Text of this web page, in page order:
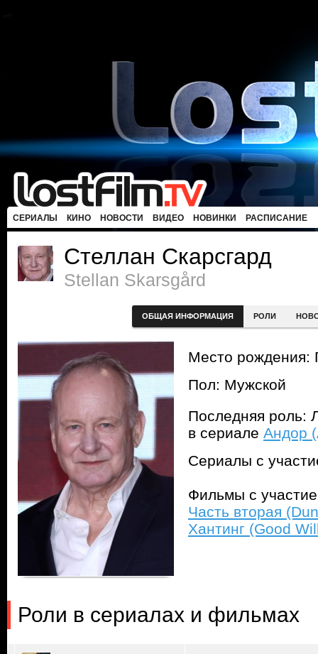
СЕРИАЛЫ КИНО НОВОСТИ ВИДЕО НОВИНКИ РАСПИСАНИЕ
Стеллан Скарсгард
Stellan Skarsgård
ОБЩАЯ ИНФОРМАЦИЯ РОЛИ
Место рождения:
Пол: Мужской
Последняя роль:
в сериале Андор
Сериалы с
Фильмы с
Часть вторая
Хантинг (Good
Роли в сериалах и фильмах